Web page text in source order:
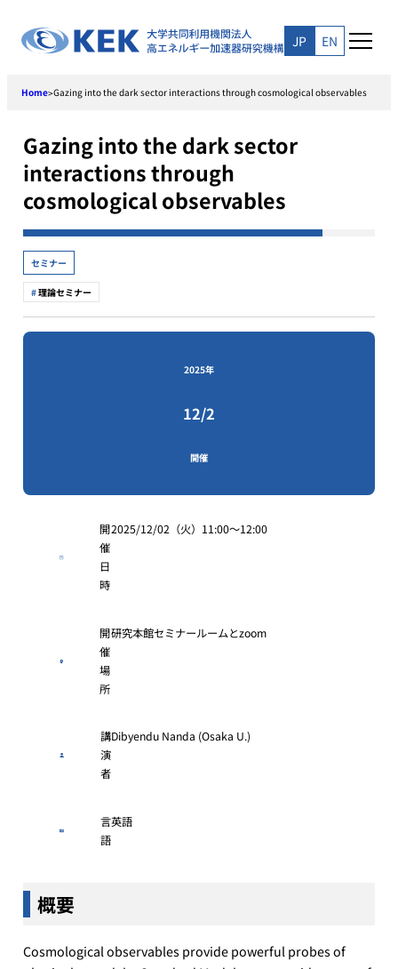
content
JP EN
Home>Gazing into the dark sector interactions through cosmological observables
Gazing into the dark sector
interactions through
cosmological observables
セミナー
理論セミナー
2025年
12/2
開催
開
催
日
時
2025/12/02（火）11:00〜12:00
開
催
場
所
研究本館セミナールームとzoom
講
演
者
Dibyendu Nanda (Osaka U.)
言
語
英語
概要
Cosmological observables provide powerful probes of